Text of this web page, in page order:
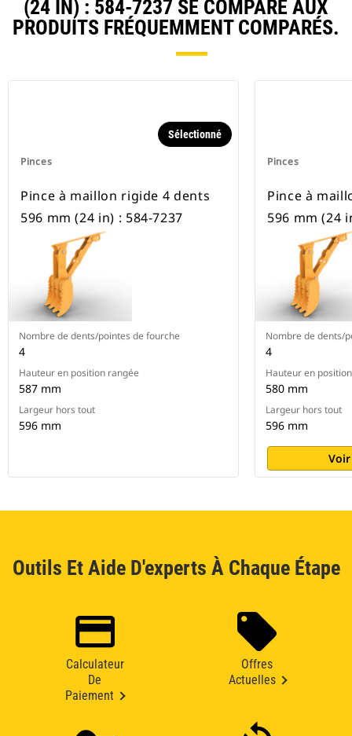
(24 IN) : 584-7237 SE COMPARE AUX
PRODUITS FRÉQUEMMENT COMPARÉS.
Pinces
Sélectionné
Pince à maillon rigide 4 dents
596 mm (24 in) : 584-7237
Nombre de dents/pointes de fourche
4
Hauteur en position rangée
587 mm
Largeur hors tout
596 mm
Pinces
Pince à
596 mm (24
Nombre de dents/
4
Hauteur en
580 mm
Largeur hors tout
596 mm
Outils Et Aide D'experts À Chaque Étape
Calculateur
De
Paiement
Offres
Actuelles